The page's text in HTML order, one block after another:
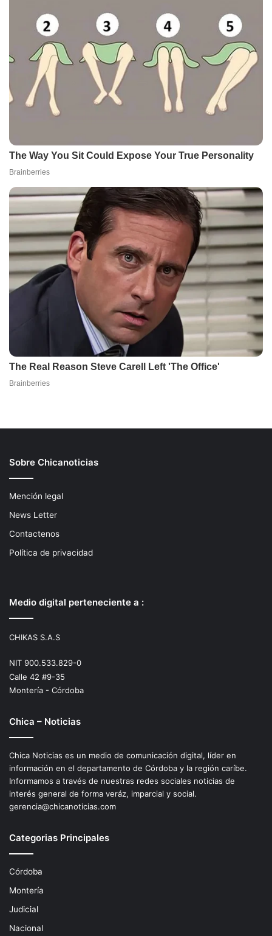
Sobre Chicanoticias
Mención legal
News Letter
Contactenos
Política de privacidad
Medio digital perteneciente a :
CHIKAS S.A.S
NIT 900.533.829-0
Calle 42 #9-35
Montería - Córdoba
Chica – Noticias
Chica Noticias es un medio de comunicación digital, líder en
información en el departamento de Córdoba y la región caríbe.
Informamos a través de nuestras redes sociales noticias de
interés general de forma veráz, imparcial y social.
gerencia@chicanoticias.com
Categorias Principales
Córdoba
Montería
Judicial
Nacional